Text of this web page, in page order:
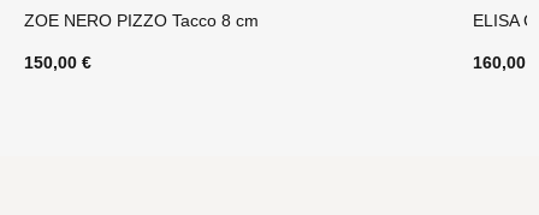
ZOE NERO PIZZO Tacco 8 cm
150,00 €
ELISA
160,00